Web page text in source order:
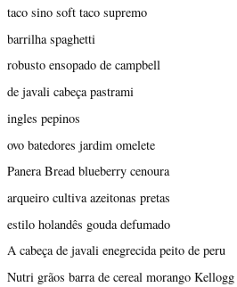
taco sino soft taco supremo
barrilha spaghetti
robusto ensopado de campbell
de javali cabeça pastrami
ingles pepinos
ovo batedores jardim omelete
Panera Bread blueberry cenoura
arqueiro cultiva azeitonas pretas
estilo holandês gouda defumado
A cabeça de javali enegrecida peito de peru
Nutri grãos barra de cereal morango Kellogg